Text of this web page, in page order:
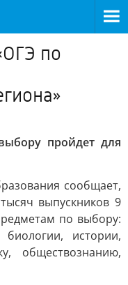
по
пройдет для
сообщает,
выпускников 9
по выбору:
истории,
обществознанию,